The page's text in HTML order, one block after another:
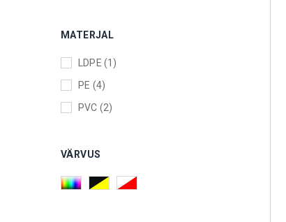
MATERJAL
LDPE (1)
PE (4)
PVC (2)
VÄRVUS